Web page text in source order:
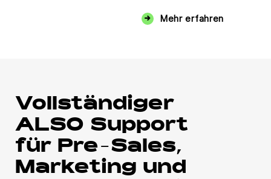
Platform
Mehr erfahren
Vollständiger
ALSO Support
für Pre-Sales,
Marketing und